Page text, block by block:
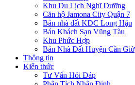
Khu Du Lịch Nghĩ Dưỡng
Căn hộ Jamona City Quận 7
Bán nhà đất KDC Long Hậu
Bán Khách Sạn Vũng Tàu
Khu Phức Hợp
Bán Nhà Đất Huyện Cần Giờ
Thông tin
Kiến thức
Tư Vấn Hỏi Đáp